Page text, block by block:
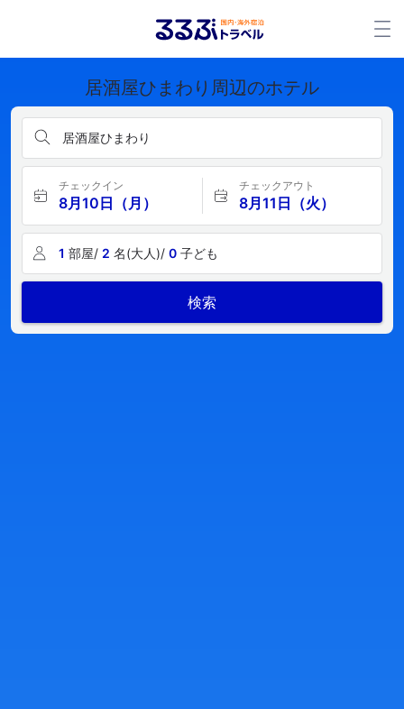
居酒屋ひまわり周辺のホテル
居酒屋ひまわり
チェックイン
8月10日（月）
チェックアウト
8月11日（火）
1 部屋/ 2 名(大人)/ 0 子ども
検索